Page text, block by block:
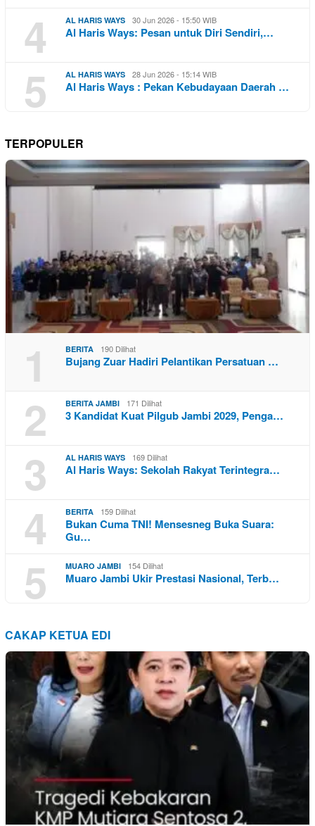
4
AL HARIS WAYS 30 Jun 2026 - 15:50 WIB
Al Haris Ways: Pesan untuk Diri Sendiri,…
5 AL HARIS WAYS 28 Jun 2026 - 15:14 WIB
Al Haris Ways : Pekan Kebudayaan Daerah …
TERPOPULER
1 BERITA 190 Dilihat
Bujang Zuar Hadiri Pelantikan Persatuan …
2 BERITA JAMBI 171 Dilihat
3 Kandidat Kuat Pilgub Jambi 2029, Penga…
3 AL HARIS WAYS 169 Dilihat
Al Haris Ways: Sekolah Rakyat Terintegra…
4 BERITA 159 Dilihat
Bukan Cuma TNI! Mensesneg Buka Suara:
Gu…
5 MUARO JAMBI 154 Dilihat
Muaro Jambi Ukir Prestasi Nasional, Terb…
CAKAP KETUA EDI